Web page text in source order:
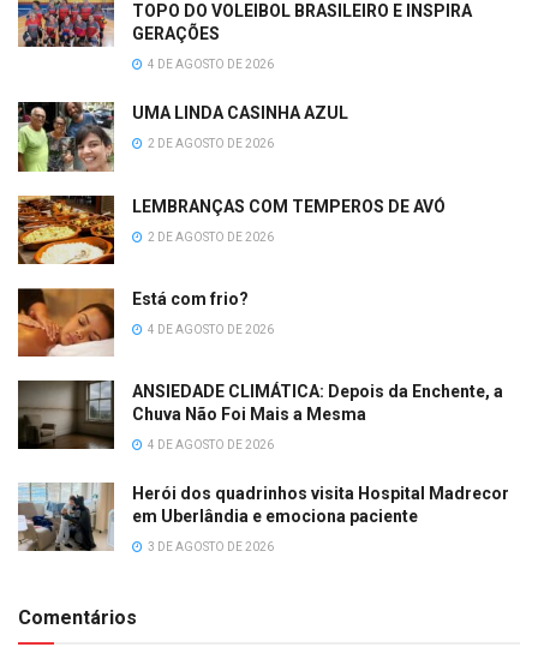
TOPO DO VOLEIBOL BRASILEIRO E INSPIRA
GERAÇÕES
4 DE AGOSTO DE 2026
UMA LINDA CASINHA AZUL
2 DE AGOSTO DE 2026
LEMBRANÇAS COM TEMPEROS DE AVÓ
2 DE AGOSTO DE 2026
Está com frio?
4 DE AGOSTO DE 2026
ANSIEDADE CLIMÁTICA: Depois da Enchente, a
Chuva Não Foi Mais a Mesma
4 DE AGOSTO DE 2026
Herói dos quadrinhos visita Hospital Madrecor
em Uberlândia e emociona paciente
3 DE AGOSTO DE 2026
Comentários